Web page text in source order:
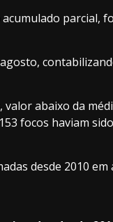
parcial,
abaixo da
focos haviam
desde 2010 em